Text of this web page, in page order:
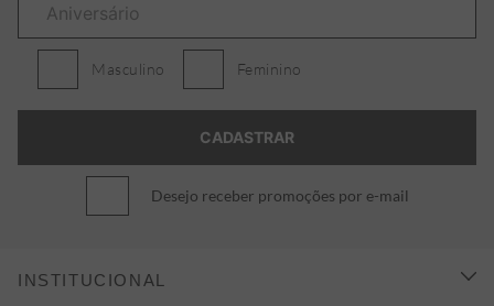
Masculino Feminino
Desejo receber promoções por e-mail
INSTITUCIONAL